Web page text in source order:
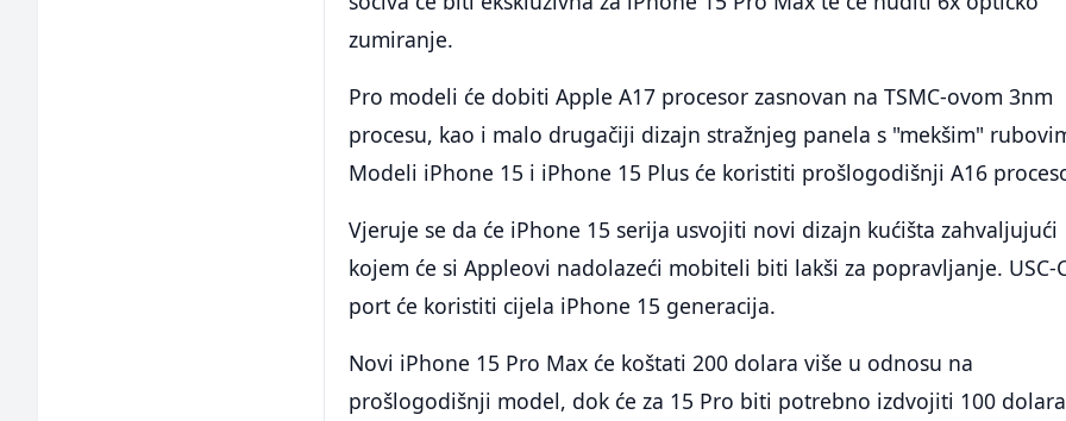
zumiranje.
Pro modeli će dobiti Apple A17 procesor zasnovan na TSMC-ovom 3nm
procesu, kao i malo drugačiji dizajn stražnjeg panela s "mekšim"
Modeli iPhone 15 i iPhone 15 Plus će koristiti prošlogodišnji A16
Vjeruje se da će iPhone 15 serija usvojiti novi dizajn kućišta zahvaljujući
kojem će si Appleovi nadolazeći mobiteli biti lakši za popravljanje. USC-
port će koristiti cijela iPhone 15 generacija.
Novi iPhone 15 Pro Max će koštati 200 dolara više u odnosu na
prošlogodišnji model, dok će za 15 Pro biti potrebno izdvojiti 100